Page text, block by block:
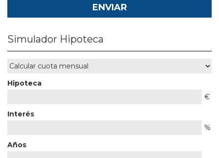
Simulador Hipoteca
Hipoteca
€
Interés
%
Años